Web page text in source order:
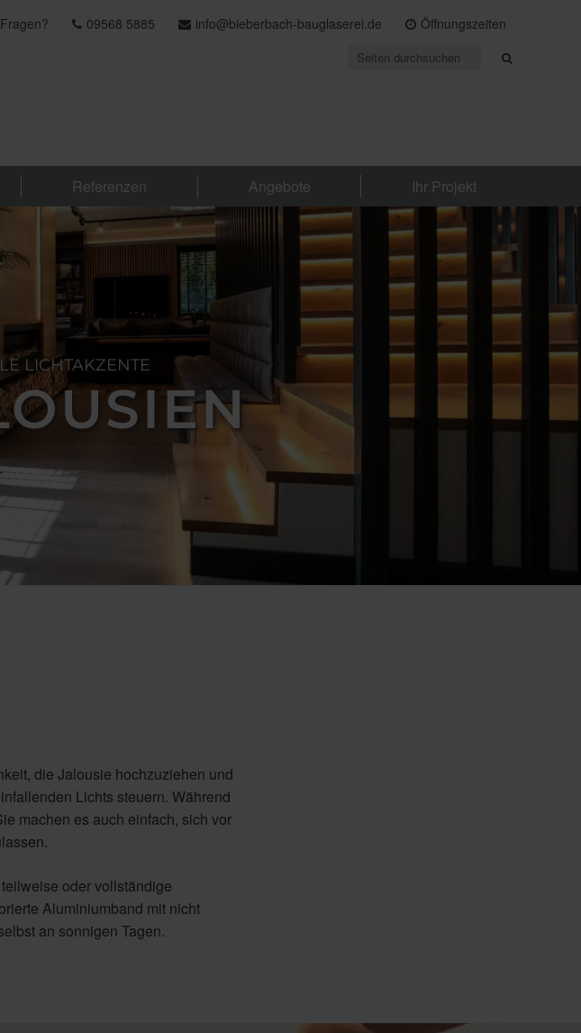
09568 5885 info@bieberbach-bauglaserei.de Öffnungszeiten
Referenzen Angebote Ihr Projekt
LICHTAKZENTE
die Jalousie hochzuziehen und
Lichts steuern. Während
machen es auch einfach, sich vor
oder vollständige
Aluminiumband mit nicht
an sonnigen Tagen.